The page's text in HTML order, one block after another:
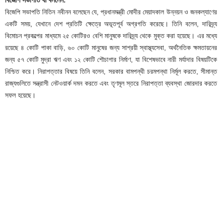
বিজেপি সভাপতি নিতিন নবীনন বলেছেন যে, প্রধানমন্ত্রী মোদীর মেয়াদকাল উন্নয়ন ও জনকল্যাণের
একটি সময়, যেখানে দেশ প্রতিটি ক্ষেত্রে অভূতপূর্ব অগ্রগতি করেছে। তিনি বলেন, দারিদ্র্য
বিমোচন প্রকল্পের মাধ্যমে ২৫ কোটিরও বেশি মানুষকে দারিদ্র্য থেকে মুক্ত করা হয়েছে। এর মধ্যে
রয়েছে ৪ কোটি পাকা বাড়ি, ৬০ কোটি মানুষের জন্য সাশ্রয়ী স্বাস্থ্যসেবা, অর্থনৈতিক ক্ষমতায়নের
জন্য ৫৭ কোটি মুদ্রা ঋণ এবং ১২ কোটি শৌচাগার নির্মাণ, যা বিশেষভাবে নারী মর্যাদার বিষয়টিকে
নিশ্চিত করে। নিরাপত্তার বিষয়ে তিনি বলেন, সরকার বামপন্থী চরমপন্থা নির্মূল করতে, সীমান্ত
রাজ্যগুলিতে সন্ত্রাসী নেটওয়ার্ক দমন করতে এবং তৃণমূল স্তরে নিরাপত্তা ব্যবস্থা জোরদার করতে
সফল হয়েছে।